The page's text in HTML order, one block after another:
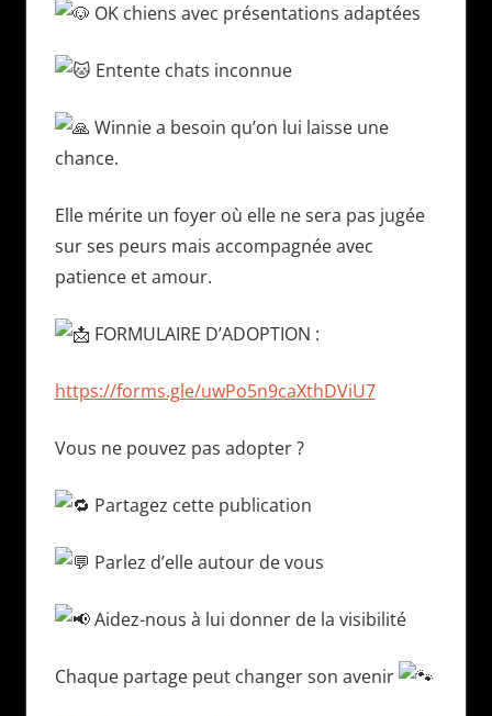
OK chiens avec présentations adaptées
Entente chats inconnue
Winnie a besoin qu’on lui laisse une
chance.
Elle mérite un foyer où elle ne sera pas jugée
sur ses peurs mais accompagnée avec
patience et amour.
FORMULAIRE D’ADOPTION :
https://forms.gle/uwPo5n9caXthDViU7
Vous ne pouvez pas adopter ?
Partagez cette publication
Parlez d’elle autour de vous
Aidez-nous à lui donner de la visibilité
Chaque partage peut changer son avenir